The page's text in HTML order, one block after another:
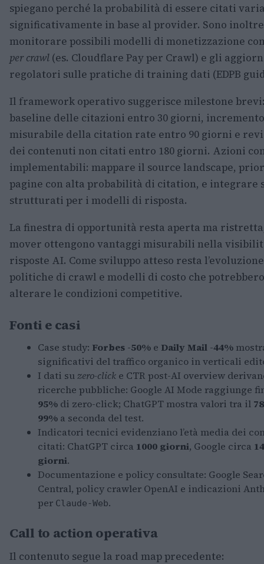
spiegano perché la probabilità di essere citati
significativamente in base al provider. Sono
monitorare possibili modelli di monetizzazione
per crawl (es. Cloudflare Pay per Crawl) e gli
regolatori sulle pratiche di training dati (EDPB
Il framework operativo suggerisce milestone
baseline delle citazioni entro 30 giorni, incremento
misurabile della citation rate entro 90 giorni e
dei contenuti non citati entro 180 giorni. Azioni
implementabili: mappare il source landscape,
pagine con alta probabilità di citation, e integrare
strutturati per i modelli di risposta.
La finestra di opportunità resta aperta ma
mover ottengono vantaggi misurabili nella
risposte AI. Come sviluppo atteso resta
politiche di crawl e modelli di costo che potrebbero
alterare le condizioni competitive.
Fonti e casi
Case study: Forbes -50% e Daily Mail -44%
significativi del traffico organico in verticali
I dati suzero-click e CTR post-AI overview
ricerche pubbliche: Google AI Mode raggiunge
95% di zero-click; ChatGPT mostra valori tra il
99% a seconda del test.
Indicatori tecnici evidenziano l’età media dei
citati: ChatGPT circa 1000 giorni, Google circa
giorni.
Documentazione e policy consultate: Google
Central, policy crawler OpenAI e indicazioni
per Claude-Web.
Call to action operativa
Il contenuto segue la road map precedente: